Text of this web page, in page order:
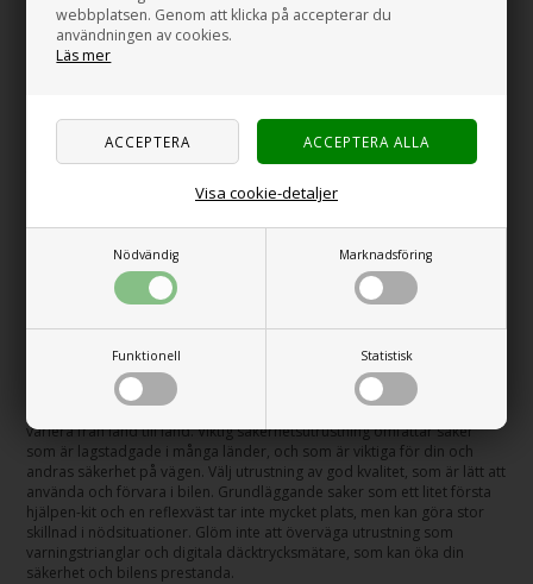
webbplatsen. Genom att klicka på accepterar du
användningen av cookies.
Läs mer
Nödvändig Marknadsföring
Funktionell Statistisk
Visa cookie-detaljer
trafikanter, särskilt i skymning, mörker eller dåligt väder. Detta är
särskilt viktigt vid nödstopp eller om du måste lämna bilen i trafikerade
områden. Genom att vara synlig minskar du risken för olyckor och
Skydd mot oförutsedda händelser
Campingresor kan bjuda på överraskningar, och det är klokt att vara
situationer på vägen. Det kan hjälpa dig att markera din position, varna
om det rör sig om en mindre incident eller en mer allvarlig
nödsituation, ger rätt säkerhetsutrustning dig möjlighet att reagera
effektivt och säkert. God förberedelse med säkerhetsutrustning är
nyckeln till en trygg och lyckad campingresa.
Välj rätt säkerhetsutrustning för din bil
Säkerhetsutrustning för bilar är viktigt för en trygg resa. Det handlar
om att vara förberedd för olika situationer och följa gällande regler.
Kolla upp reglerna för
, eftersom kraven kan
variera från land till land. Viktig säkerhetsutrustning omfattar saker
som är lagstadgade i många länder, och som är viktiga för din och
andras säkerhet på vägen. Välj utrustning av god kvalitet, som är lätt att
använda och förvara i bilen. Grundläggande saker som ett litet första
hjälpen-kit och en reflexväst tar inte mycket plats, men kan göra stor
skillnad i nödsituationer. Glöm inte att överväga utrustning som
varningstrianglar och digitala däcktrycksmätare, som kan öka din
säkerhet och bilens prestanda.